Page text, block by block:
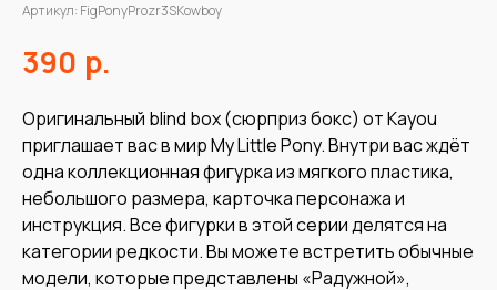
Артикул: FigPonyProzr3SKowboy
390 р.
Оригинальный blind box (сюрприз бокс) от Kayou
приглашает вас в мир My Little Pony. Внутри вас ждёт
одна коллекционная фигурка из мягкого пластика,
небольшого размера, карточка персонажа и
инструкция. Все фигурки в этой серии делятся на
категории редкости. Вы можете встретить обычные
модели, которые представлены «Радужной»,